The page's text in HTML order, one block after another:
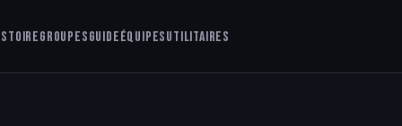
GroupesGuideÉquipesUtilitaires